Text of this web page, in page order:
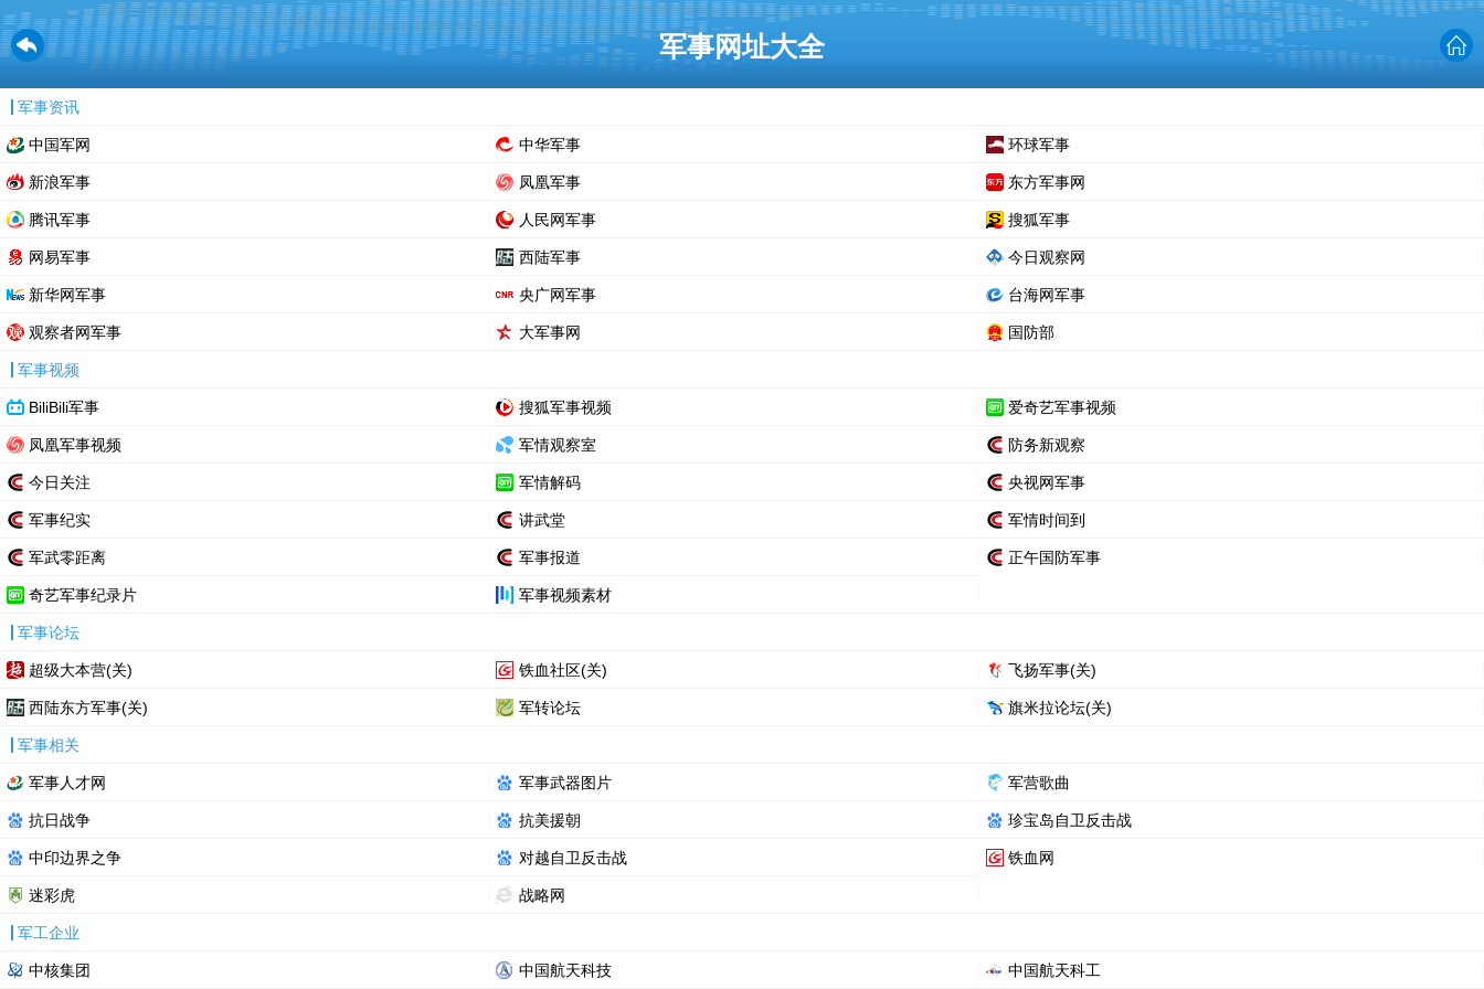
军事网址大全
军事资讯
中国军网 中华军事 环球军事
新浪军事 凤凰军事 东方军事网
腾讯军事 人民网军事 搜狐军事
网易军事 西陆军事 今日观察网
新华网军事 央广网军事 台海网军事
观察者网军事 大军事网 国防部
军事视频
BiliBili军事 搜狐军事视频 爱奇艺军事视频
凤凰军事视频 军情观察室 防务新观察
今日关注 军情解码 央视网军事
军事纪实 讲武堂 军情时间到
军武零距离 军事报道 正午国防军事
奇艺军事纪录片 军事视频素材
军事论坛
超级大本营(关) 铁血社区(关) 飞扬军事(关)
西陆东方军事(关) 军转论坛 旗米拉论坛(关)
军事相关
军事人才网 军事武器图片 军营歌曲
抗日战争 抗美援朝 珍宝岛自卫反击战
中印边界之争 对越自卫反击战 铁血网
迷彩虎 战略网
军工企业
中核集团 中国航天科技 中国航天科工